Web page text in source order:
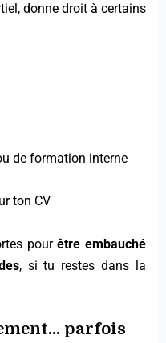
donne droit à certains
de formation interne
ton CV
pourêtre embauché
, si tu restes dans la
parfois